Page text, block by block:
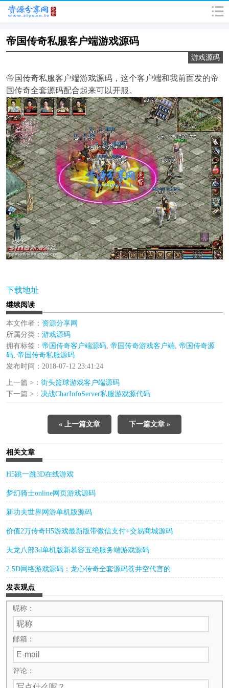
帝国传奇私服客户端游戏源码
游戏源码
帝国传奇私服客户端游戏源码，这个客户端和我前面发的帝
国传奇全套源码配合起来可以开服。
下载地址
继续阅读
本文作者： 资源分享网
所属分类： 游戏源码
拥有标签： 帝国传奇客户端源码, 帝国传奇游戏客户端, 帝国传奇源
码, 帝国传奇私服源码
发布时间：2018-07-12 23:41:24
上一篇 >： 街头篮球游戏客户端源码
下一篇 >： 决战CharInfoServer私服游戏源代码
« 上一篇文章 下一篇文章 »
相关文章
H5跳一跳3D在线游戏
梦幻骑士online网页游戏源码
新功夫世界网游单机版源码
价值2万传奇H5游戏最新版带微信支付+交易商城源码
天龙八部3d单机版新慕容五绝服务端游戏源码
2.5D网络游戏源码：龙心传奇全套源码苍井空代言的
发表观点
昵称：
邮箱：
评论：